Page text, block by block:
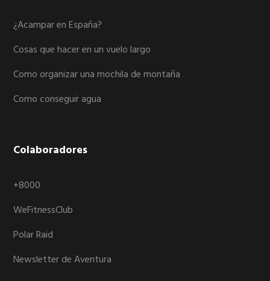
¿Acampar en España?
Cosas que hacer en un vuelo largo
Como organizar una mochila de montaña
Como conseguir agua
Colaboradores
+8000
WeFitnessClub
Polar Raid
Newsletter de Aventura